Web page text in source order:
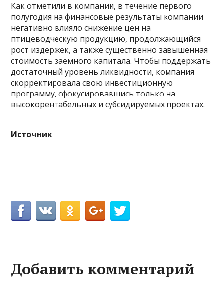
Как отметили в компании, в течение первого
полугодия на финансовые результаты компании
негативно влияло снижение цен на
птицеводческую продукцию, продолжающийся
рост издержек, а также существенно завышенная
стоимость заемного капитала. Чтобы поддержать
достаточный уровень ликвидности, компания
скорректировала свою инвестиционную
программу, сфокусировавшись только на
высокорентабельных и субсидируемых проектах.
Источник
Добавить комментарий